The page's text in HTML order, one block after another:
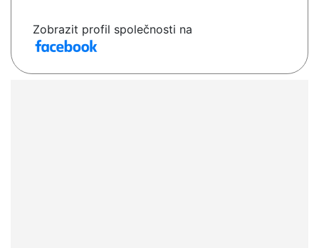
Zobrazit profil společnosti na